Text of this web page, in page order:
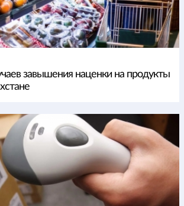
завышения наценки на продукты